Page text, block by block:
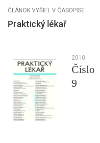
ČLÁNOK VYŠIEL V ČASOPISE
Praktický lékař
2010
Číslo
9